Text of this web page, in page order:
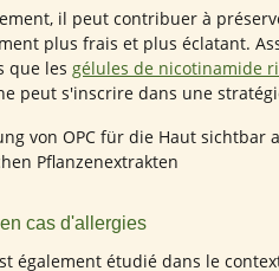
il peut contribuer à
plus frais et plus éclatant.
que les gélules de nicotinamide
peut s'inscrire dans une
cas d'allergies
également étudié dans le